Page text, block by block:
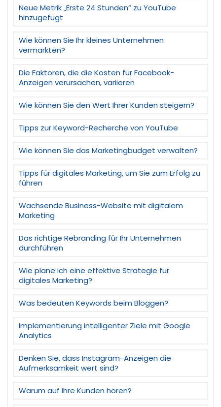
Neue Metrik „Erste 24 Stunden“ zu YouTube
hinzugefügt
Wie können Sie Ihr kleines Unternehmen
vermarkten?
Die Faktoren, die die Kosten für Facebook-
Anzeigen verursachen, variieren
Wie können Sie den Wert Ihrer Kunden steigern?
Tipps zur Keyword-Recherche von YouTube
Wie können Sie das Marketingbudget verwalten?
Tipps für digitales Marketing, um Sie zum Erfolg zu
führen
Wachsende Business-Website mit digitalem
Marketing
Das richtige Rebranding für Ihr Unternehmen
durchführen
Wie plane ich eine effektive Strategie für
digitales Marketing?
Was bedeuten Keywords beim Bloggen?
Implementierung intelligenter Ziele mit Google
Analytics
Denken Sie, dass Instagram-Anzeigen die
Aufmerksamkeit wert sind?
Warum auf Ihre Kunden hören?